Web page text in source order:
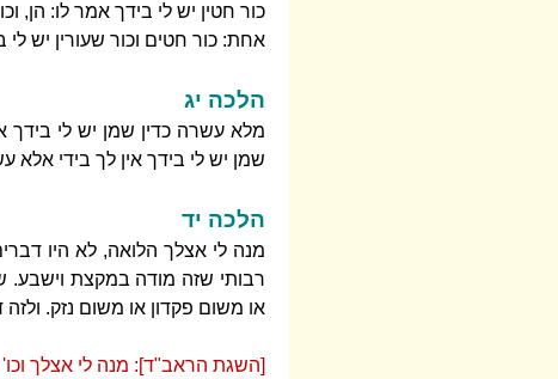
כור חטין יש לי בידך אמר לו: הן,
אחת: כור חטים וכור שעורין יש לי
הלכה יג
מלא עשרה כדין שמן יש לי בידך
שמן יש לי בידך אין לך בידי אלא
הלכה יד
מנה לי אצלך הלואה, לא היו
רבותי שזה מודה במקצת וישבע.
או משום פקדון או משום נזק. ולזה
[השגת הראב"ד]: מנה לי אצלך וכו'